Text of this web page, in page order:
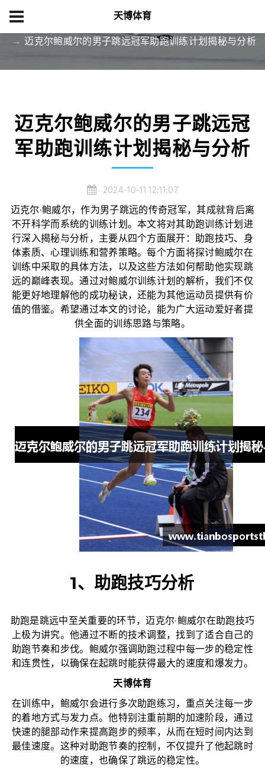
天博体育
迈克尔鲍威尔的男子跳远冠军助跑训练计划揭秘与分析
迈克尔鲍威尔的男子跳远冠
军助跑训练计划揭秘与分析
2024-10-11 12:11:07
迈克尔·鲍威尔，作为男子跳远的传奇冠军，其成就背后离
不开科学而系统的训练计划。本文将对其助跑训练计划进
行深入揭秘与分析，主要从四个方面展开：助跑技巧、身
体素质、心理训练和营养策略。每个方面将探讨鲍威尔在
训练中采取的具体方法，以及这些方法如何帮助他实现跳
远的巅峰表现。通过对鲍威尔训练计划的解析，我们不仅
能更好地理解他的成功秘诀，还能为其他运动员提供有价
值的借鉴。希望通过本文的讨论，能为广大运动爱好者提
供全面的训练思路与策略。
1、助跑技巧分析
助跑是跳远中至关重要的环节，迈克尔·鲍威尔在助跑技巧
上极为讲究。他通过不断的技术调整，找到了适合自己的
助跑节奏和步伐。鲍威尔强调助跑过程中每一步的稳定性
和连贯性，以确保在起跳时能获得最大的速度和爆发力。
天博体育
在训练中，鲍威尔会进行多次助跑练习，重点关注每一步
的着地方式与发力点。他特别注重前期的加速阶段，通过
快速的腿部动作来提高跑步的频率，从而在短时间内达到
最佳速度。这种对助跑节奏的控制，不仅提升了他起跳时
的速度，也确保了跳远的稳定性。